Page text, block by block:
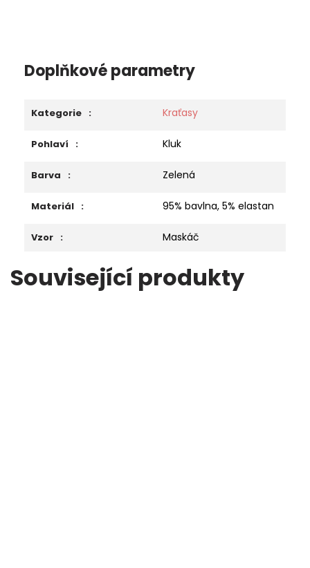
Doplňkové parametry
Kategorie : Kraťasy
Pohlaví : Kluk
Barva : Zelená
Materiál : 95% bavlna, 5% elastan
Vzor : Maskáč
Související produkty